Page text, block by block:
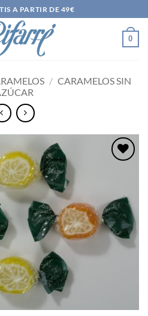
A PARTIR DE 49€
0
/ CARAMELOS SIN
de
deseos